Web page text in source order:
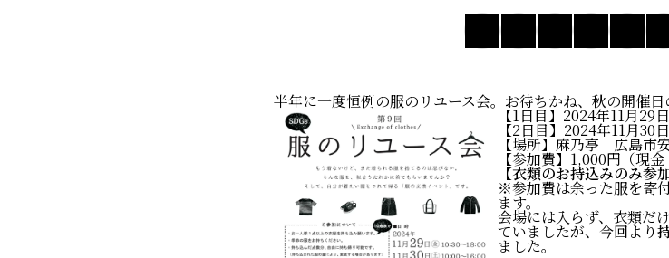
半年に一度恒例の服のリユース会。お待ちかね、秋の開催日
【1日目】2024年11月29
【2日目】2024年11月30
【場所】 麻乃亭 広島市
【参加費】1,000円（現金
【衣類のお持込みのみ参
※参加費は余った服を寄
ます。
会場には入らず、衣類だ
ていましたが、今回より
ました。